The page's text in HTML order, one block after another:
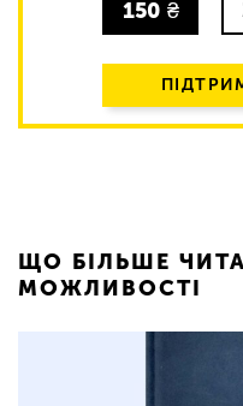
150 ₴
ЩО БІЛЬШЕ
МОЖЛИВОСТІ